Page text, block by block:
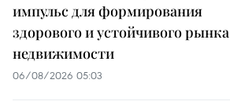
импульс для формирования
здорового и устойчивого рынка
недвижимости
06/08/2026 05:03